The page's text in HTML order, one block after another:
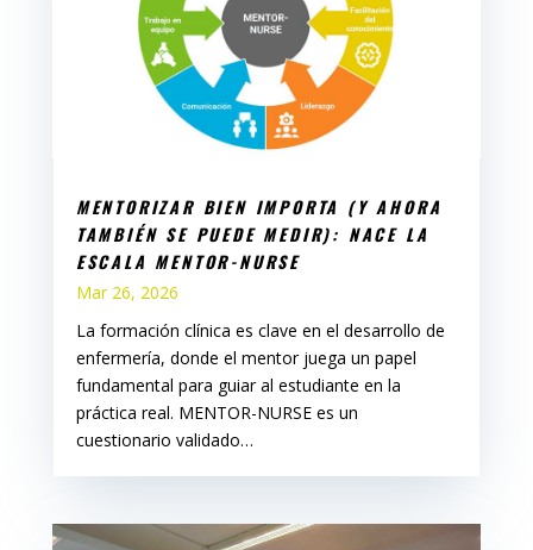
MENTORIZAR BIEN IMPORTA (Y AHORA
TAMBIÉN SE PUEDE MEDIR): NACE LA
ESCALA MENTOR-NURSE
Mar 26, 2026
La formación clínica es clave en el desarrollo de
enfermería, donde el mentor juega un papel
fundamental para guiar al estudiante en la
práctica real. MENTOR-NURSE es un
cuestionario validado…